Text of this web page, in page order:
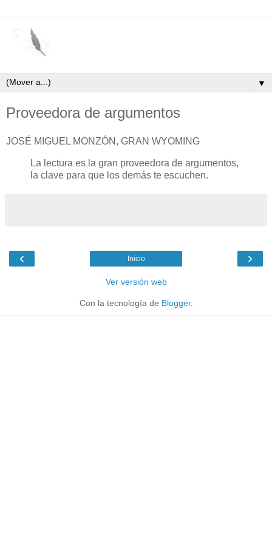
▼
Proveedora de argumentos
JOSÉ MIGUEL MONZÓN, GRAN WYOMING
La lectura es la gran proveedora de argumentos,
la clave para que los demás te escuchen.
‹ ›
Inicio
Ver versión web
Con la tecnología de Blogger.